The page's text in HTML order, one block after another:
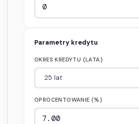
Parametry kredytu
OKRES KREDYTU (LATA)
OPROCENTOWANIE (%)